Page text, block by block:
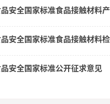
安全国家标准公开征求意见